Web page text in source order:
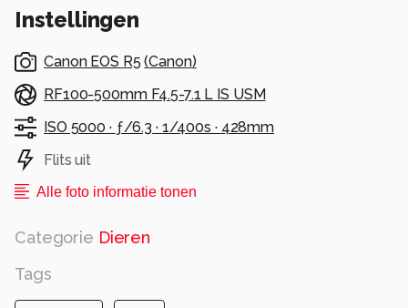
Instellingen
Canon EOS R5 (Canon)
RF100-500mm F4.5-7.1 L IS USM
ISO 5000 · ƒ/6.3 · 1/400s · 428mm
Flits uit
Alle foto informatie tonen
Categorie Dieren
Tags